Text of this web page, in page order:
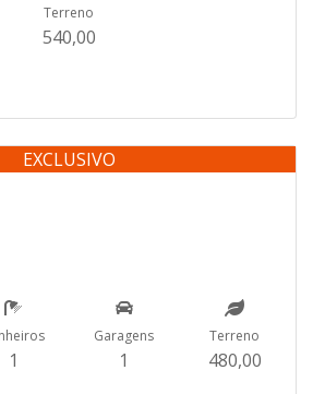
Terreno
540,00
Venda
EXCLUSIVO
1
Garagens
1
Terreno
480,00